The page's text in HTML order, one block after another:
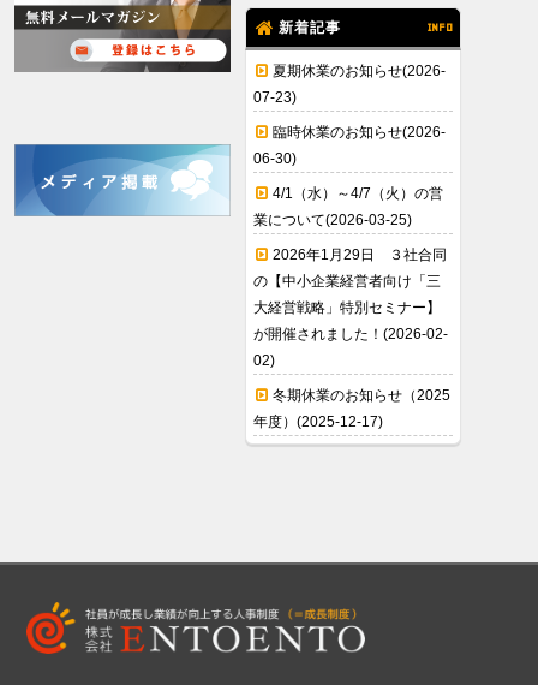
新着記事 INFO
夏期休業のお知らせ(2026-
07-23)
臨時休業のお知らせ(2026-
06-30)
4/1（水）～4/7（火）の営
業について(2026-03-25)
2026年1月29日 ３社合同
の【中小企業経営者向け「三
大経営戦略」特別セミナー】
が開催されました！(2026-02-
02)
冬期休業のお知らせ（2025
年度）(2025-12-17)